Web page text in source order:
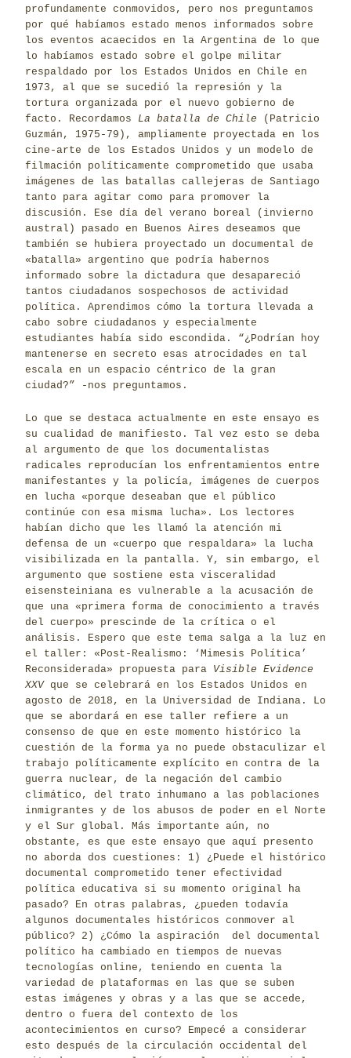
profundamente conmovidos, pero nos preguntamos
por qué habíamos estado menos informados sobre
los eventos acaecidos en la Argentina de lo que
lo habíamos estado sobre el golpe militar
respaldado por los Estados Unidos en Chile en
1973, al que se sucedió la represión y la
tortura organizada por el nuevo gobierno de
facto. Recordamos La batalla de Chile (Patricio
Guzmán, 1975-79), ampliamente proyectada en los
cine-arte de los Estados Unidos y un modelo de
filmación políticamente comprometido que usaba
imágenes de las batallas callejeras de Santiago
tanto para agitar como para promover la
discusión. Ese día del verano boreal (invierno
austral) pasado en Buenos Aires deseamos que
también se hubiera proyectado un documental de
«batalla» argentino que podría habernos
informado sobre la dictadura que desapareció
tantos ciudadanos sospechosos de actividad
política. Aprendimos cómo la tortura llevada a
cabo sobre ciudadanos y especialmente
estudiantes había sido escondida. “¿Podrían hoy
mantenerse en secreto esas atrocidades en tal
escala en un espacio céntrico de la gran
ciudad?” -nos preguntamos.
Lo que se destaca actualmente en este ensayo es
su cualidad de manifiesto. Tal vez esto se deba
al argumento de que los documentalistas
radicales reproducían los enfrentamientos entre
manifestantes y la policía, imágenes de cuerpos
en lucha «porque deseaban que el público
continúe con esa misma lucha». Los lectores
habían dicho que les llamó la atención mi
defensa de un «cuerpo que respaldara» la lucha
visibilizada en la pantalla. Y, sin embargo, el
argumento que sostiene esta visceralidad
eisensteiniana es vulnerable a la acusación de
que una «primera forma de conocimiento a través
del cuerpo» prescinde de la crítica o el
análisis. Espero que este tema salga a la luz en
el taller: «Post-Realismo: ‘Mimesis Política’
Reconsiderada» propuesta para Visible Evidence
XXVque se celebrará en los Estados Unidos en
agosto de 2018, en la Universidad de Indiana. Lo
que se abordará en ese taller refiere a un
consenso de que en este momento histórico la
cuestión de la forma ya no puede obstaculizar el
trabajo políticamente explícito en contra de la
guerra nuclear, de la negación del cambio
climático, del trato inhumano a las poblaciones
inmigrantes y de los abusos de poder en el Norte
y el Sur global. Más importante aún, no
obstante, es que este ensayo que aquí presento
no aborda dos cuestiones: 1) ¿Puede el histórico
documental comprometido tener efectividad
política educativa si su momento original ha
pasado? En otras palabras, ¿pueden todavía
algunos documentales históricos conmover al
público? 2) ¿Cómo la aspiración del documental
político ha cambiado en tiempos de nuevas
tecnologías online, teniendo en cuenta la
variedad de plataformas en las que se suben
estas imágenes y obras y a las que se accede,
dentro o fuera del contexto de los
acontecimientos en curso? Empecé a considerar
esto después de la circulación occidental del